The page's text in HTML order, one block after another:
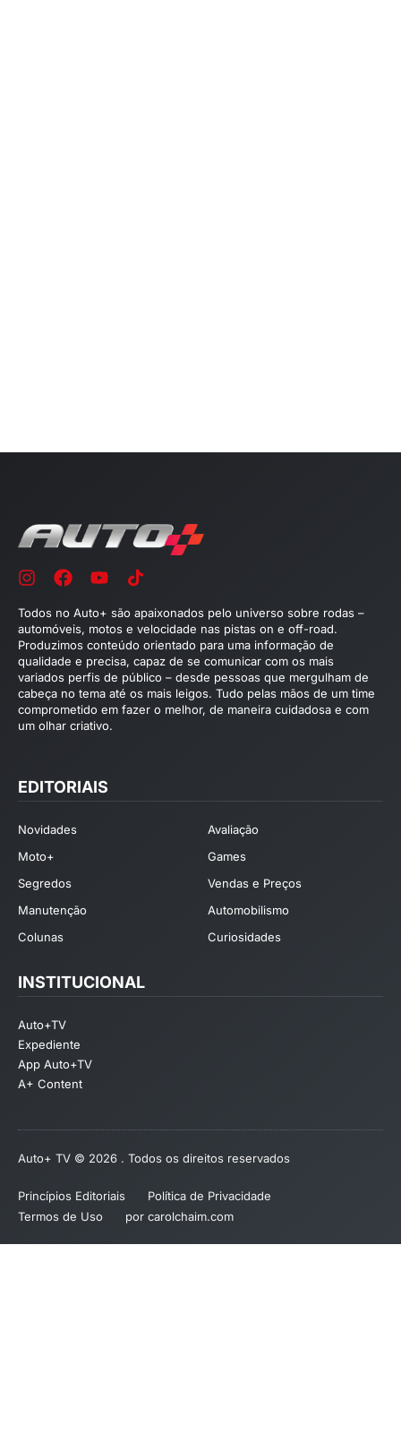
Todos no Auto+ são apaixonados pelo universo sobre rodas –
automóveis, motos e velocidade nas pistas on e off-road.
Produzimos conteúdo orientado para uma informação de
qualidade e precisa, capaz de se comunicar com os mais
variados perfis de público – desde pessoas que mergulham de
cabeça no tema até os mais leigos. Tudo pelas mãos de um time
comprometido em fazer o melhor, de maneira cuidadosa e com
um olhar criativo.
EDITORIAIS
Novidades
Avaliação
Moto+
Games
Segredos
Vendas e Preços
Manutenção
Automobilismo
Colunas
Curiosidades
INSTITUCIONAL
Auto+TV
Expediente
App Auto+TV
A+ Content
Auto+ TV © 2026 . Todos os direitos reservados
Princípios Editoriais
Política de Privacidade
Termos de Uso
por carolchaim.com